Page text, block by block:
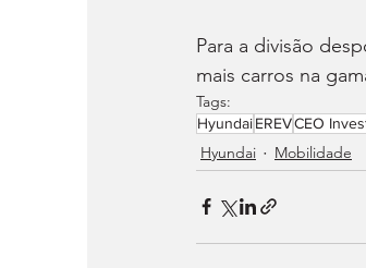
Para a divisão
mais carros na
Tags:
HyundaiEREVCEO
Hyundai Mobilidade